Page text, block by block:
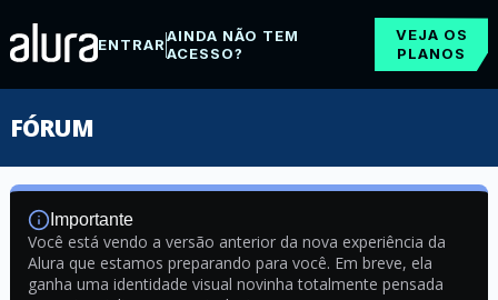
ENTRARAINDA NÃO TEM
ACESSO?
VEJA OS
PLANOS
FÓRUM
Importante
Você está vendo a versão anterior da nova experiência da
Alura que estamos preparando para você. Em breve, ela
ganha uma identidade visual novinha totalmente pensada